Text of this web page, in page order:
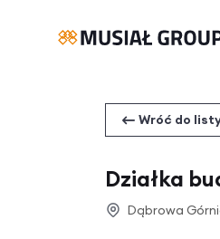
Wróć do
Działka
Dąbrowa